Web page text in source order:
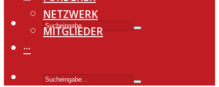
NETZWERK
MITGLIEDER
···